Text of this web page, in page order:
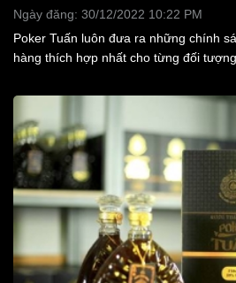
Ngày đăng: 30/12/2022 10:22 PM
Poker Tuấn luôn đưa ra những chính
hàng thích hợp nhất cho từng đối